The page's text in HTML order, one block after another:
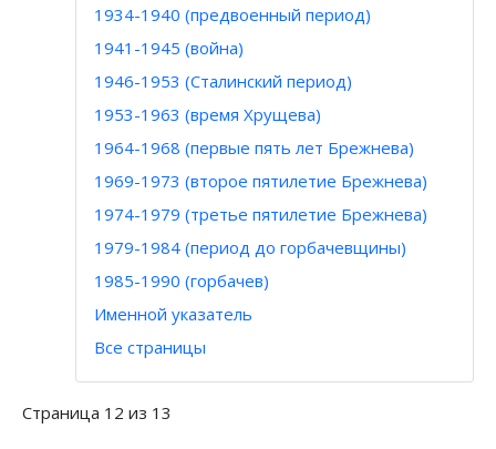
1934-1940 (предвоенный период)
1941-1945 (война)
1946-1953 (Сталинский период)
1953-1963 (время Хрущева)
1964-1968 (первые пять лет Брежнева)
1969-1973 (второе пятилетие Брежнева)
1974-1979 (третье пятилетие Брежнева)
1979-1984 (период до горбачевщины)
1985-1990 (горбачев)
Именной указатель
Все страницы
Страница 12 из 13